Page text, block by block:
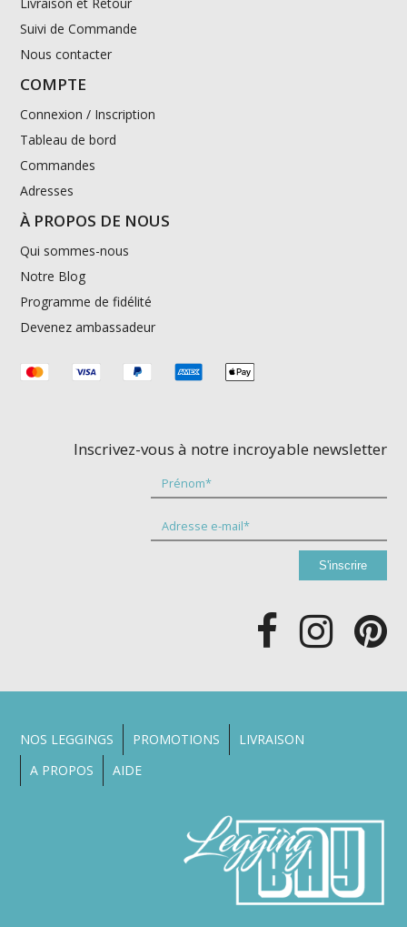
Suivi de Commande
Nous contacter
COMPTE
Connexion / Inscription
Tableau de bord
Commandes
Adresses
À PROPOS DE NOUS
Qui sommes-nous
Notre Blog
Programme de fidélité
Devenez ambassadeur
Inscrivez-vous à notre incroyable newsletter
NOS LEGGINGS PROMOTIONS
LIVRAISON
A PROPOS
AIDE